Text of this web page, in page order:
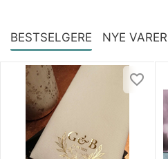
BESTSELGERE NYE VARER